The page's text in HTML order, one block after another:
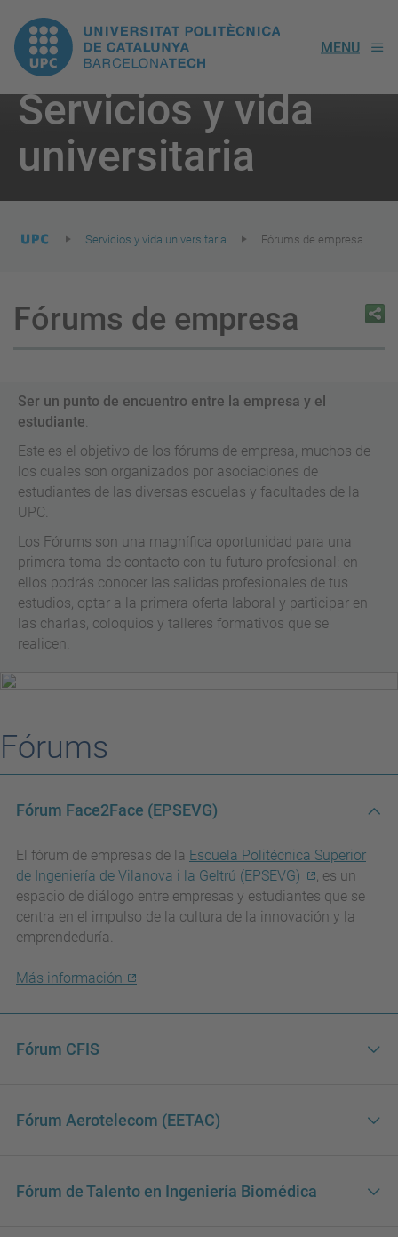
UPC.
Universitat
Politècnica
de
Catalunya
MENU
Servicios y vida
universitaria
You
Servicios y vida universitaria Fórums de empresa
Fórums de empresa
Ser un punto de encuentro entre la empresa y el
estudiante.
Este es el objetivo de los fórums de empresa, muchos de
los cuales son organizados por asociaciones de
estudiantes de las diversas escuelas y facultades de la
UPC.
Los Fórums son una magnífica oportunidad para una
primera toma de contacto con tu futuro profesional: en
ellos podrás conocer las salidas profesionales de tus
estudios, optar a la primera oferta laboral y participar en
las charlas, coloquios y talleres formativos que se
realicen.
Fórums
Fórum Face2Face (EPSEVG)
El fórum de empresas de la Escuela Politécnica Superior
de Ingeniería de Vilanova i la Geltrú (EPSEVG)
, es un
espacio de diálogo entre empresas y estudiantes que se
centra en el impulso de la cultura de la innovación y la
emprendeduría.
Más información
Fórum CFIS
Fórum Aerotelecom (EETAC)
Fórum de Talento en Ingeniería Biomédica